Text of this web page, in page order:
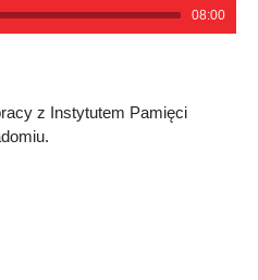
08:00
z Instytutem Pamięci